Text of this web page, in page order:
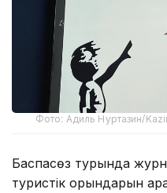
Фото: Адиль Нуртазин/
Баспасөз турында
туристік орындарын